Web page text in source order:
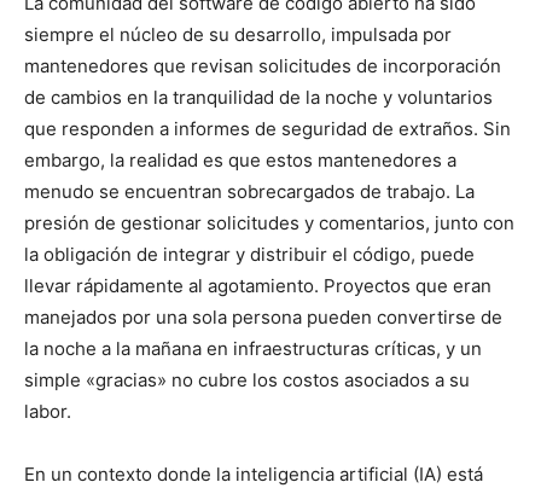
siempre el núcleo de su desarrollo, impulsada por
mantenedores que revisan solicitudes de incorporación
de cambios en la tranquilidad de la noche y voluntarios
que responden a informes de seguridad de extraños. Sin
embargo, la realidad es que estos mantenedores a
menudo se encuentran sobrecargados de trabajo. La
presión de gestionar solicitudes y comentarios, junto con
la obligación de integrar y distribuir el código, puede
llevar rápidamente al agotamiento. Proyectos que eran
manejados por una sola persona pueden convertirse de
la noche a la mañana en infraestructuras críticas, y un
simple «gracias» no cubre los costos asociados a su
labor.
En un contexto donde la inteligencia artificial (IA) está